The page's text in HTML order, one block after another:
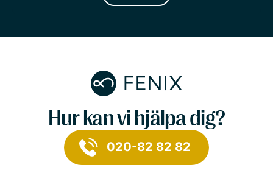
Hur kan vi hjälpa dig?
020-82 82 82